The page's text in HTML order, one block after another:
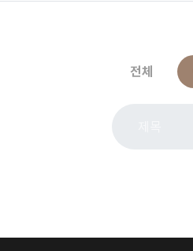
전체